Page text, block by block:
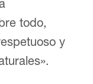
todo,
y